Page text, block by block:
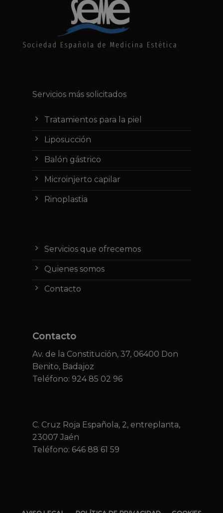
Servicios más solicitados
Tratamientos para la piel
Liposucción
Balón gástrico
Microinjerto capilar
Rinoplastia
Servicios que ofrecemos
Quienes somos
Contacto
Contacto
Av. de la Constitución, 37, 06400 Don
Benito, Badajoz
Teléfono: 924 85 02 96
C. Cruz Roja Española, 2, entreplanta,
23007 Jaén
Teléfono: 646 88 61 59